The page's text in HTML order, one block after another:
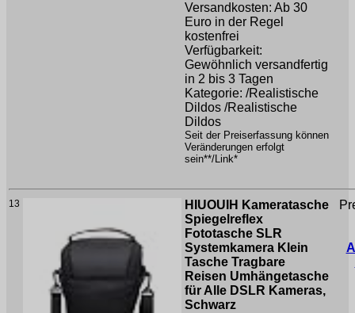
Versandkosten: Ab 30
Euro in der Regel
kostenfrei
Verfügbarkeit:
Gewöhnlich versandfertig
in 2 bis 3 Tagen
Kategorie: /Realistische
Dildos /Realistische
Dildos
Seit der Preiserfassung können
Veränderungen erfolgt
sein**/Link*
13
HIUOUIH Kameratasche
Spiegelreflex
Fototasche SLR
Systemkamera Klein
Tasche Tragbare
Reisen Umhängetasche
für Alle DSLR Kameras,
Schwarz